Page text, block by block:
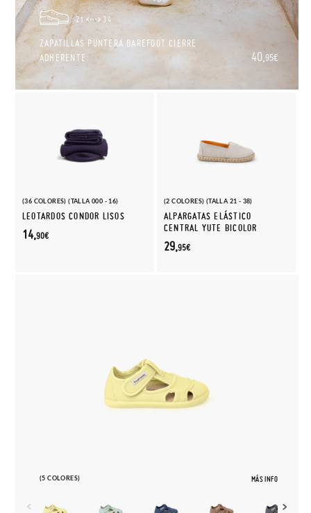
21 34
ZAPATILLAS PUNTERA BAREFOOT CIERRE
ADHERENTE
40, 95€
(36 COLORES) (TALLA 000 - 16)
LEOTARDOS CONDOR LISOS
14,90€
(2 COLORES) (TALLA 21 - 38)
ALPARGATAS ELÁSTICO
CENTRAL YUTE BICOLOR
29,95€
(5 COLORES) MÁS INFO